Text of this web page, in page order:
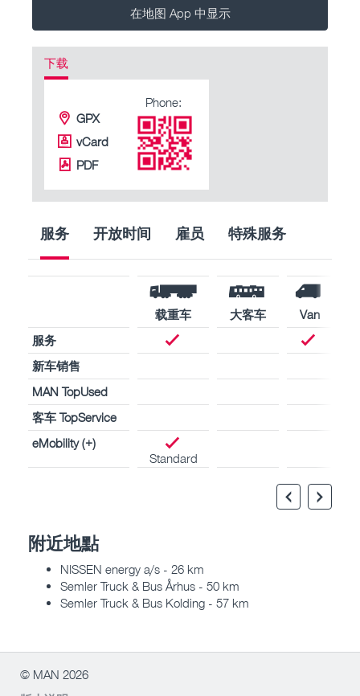
在地图 App 中显示
下载
GPX
vCard
PDF
Phone:
服务 开放时间 雇员 特殊服务
载重车 大客车
Van
服务
新车销售
MAN TopUsed
客车 TopService
eMobility (+)
Standard
附近地點
NISSEN energy a/s - 26 km
Semler Truck & Bus Århus - 50 km
Semler Truck & Bus Kolding - 57 km
© MAN 2026